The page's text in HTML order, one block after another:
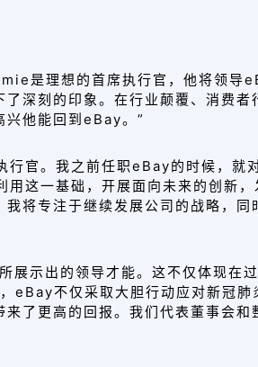
是理想的首席执行官，他将领导
深刻的印象。在行业颠覆、消费者
兴他能回到eBay。”
官。我之前任职eBay的时候，就
用这一基础，开展面向未来的创新
我将专注于继续发展公司的战略，
出的领导才能。这不仅体现在
，eBay不仅采取大胆行动应对新冠肺
来了更高的回报。我们代表董事会